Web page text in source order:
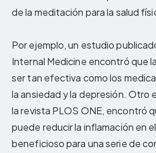
de la meditación para la salud
Por ejemplo, un estudio
Internal Medicine encontró que
ser tan efectiva como los
la ansiedad y la depresión. Otro
la revista PLOS ONE, encontró
puede reducir la inflamación en
beneficioso para una serie de